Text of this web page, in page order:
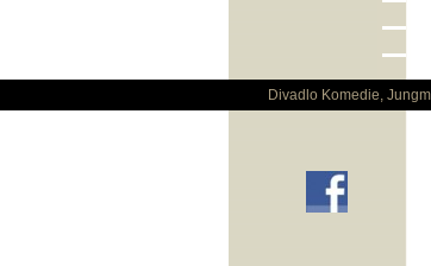
Divadlo Komedie,